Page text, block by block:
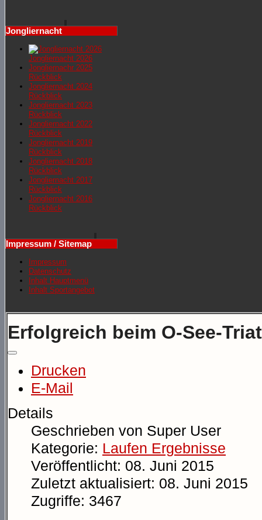
Jongliernacht
Jongliernacht 2026
Jongliernachr 2025
Rückblick
Jongliernacht 2024
Rückblick
Jongliernacht 2023
Rückblick
Jongliernacht 2022
Rückblick
Jongliernacht 2019
Rückblick
Jongliernacht 2018
Rückblick
Jongliernacht 2017
Rückblick
Jongliernacht 2016
Rückblick
Impressum / Sitemap
Impressum
Datenschutz
Inhalt Hauptmenü
Inhalt Sportangebot
Erfolgreich beim O-See-
Drucken
E-Mail
Details
Geschrieben von Super User
Kategorie: Laufen Ergebnisse
Veröffentlicht: 08. Juni 2015
Zuletzt aktualisiert: 08. Juni 2015
Zugriffe: 3467